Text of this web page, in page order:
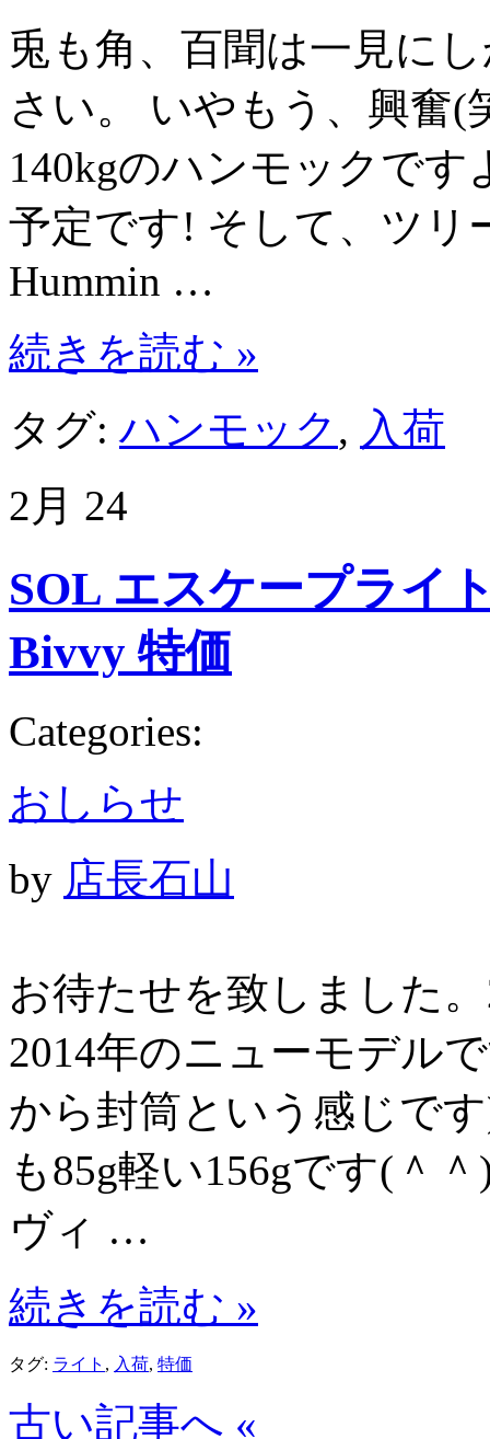
兎も角、百聞は一見に
さい。 いやもう、興奮(
140kgのハンモックで
予定です! そして、ツリ
Hummin …
続きを読む »
タグ:ハンモック , 入荷
2月 24
SOL エスケープライ
Bivvy 特価
Categories:
おしらせ
by 店長石山
お待たせを致しました
2014年のニューモデル
から封筒という感じで
も85g軽い156gです(＾
ヴィ …
続きを読む »
タグ: ライト , 入荷, 特価
古い記事へ «